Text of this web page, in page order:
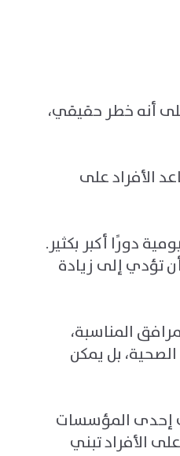
على أنه خطر حقيقي،
الأفراد على
دورًا أكبر بكثير.
تؤدي إلى زيادة
المناسبة،
بل يمكن
في إحدى المؤسسات
الأفراد تبني